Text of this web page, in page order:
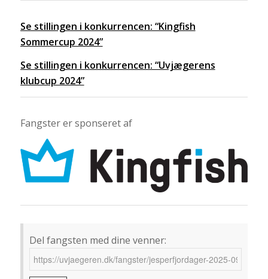
Se stillingen i konkurrencen: “Kingfish
Sommercup 2024”
Se stillingen i konkurrencen: “Uvjægerens
klubcup 2024”
Fangster er sponseret af
Del fangsten med dine venner: